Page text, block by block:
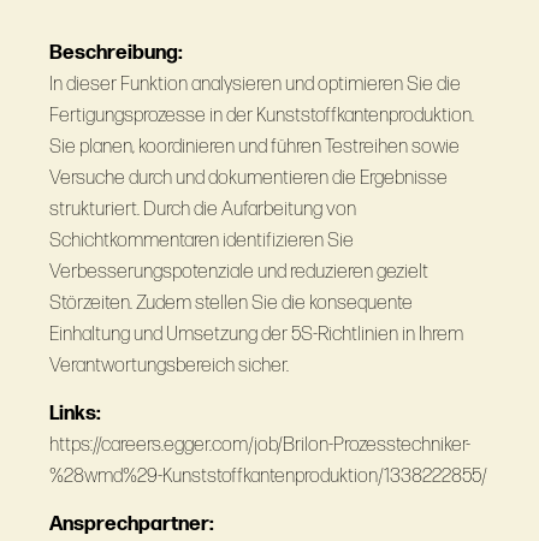
Beschreibung:
In dieser Funktion analysieren und optimieren Sie die
Fertigungsprozesse in der Kunststoffkantenproduktion.
Sie planen, koordinieren und führen Testreihen sowie
Versuche durch und dokumentieren die Ergebnisse
strukturiert. Durch die Aufarbeitung von
Schichtkommentaren identifizieren Sie
Verbesserungspotenziale und reduzieren gezielt
Störzeiten. Zudem stellen Sie die konsequente
Einhaltung und Umsetzung der 5S‑Richtlinien in Ihrem
Verantwortungsbereich sicher.
Links:
https://careers.egger.com/job/Brilon-Prozesstechniker-
%28wmd%29-Kunststoffkantenproduktion/1338222855/
Ansprechpartner: